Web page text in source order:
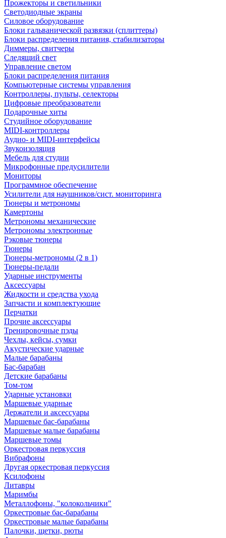
Прожекторы и светильники
Светодиодные экраны
Силовое оборудование
Блоки гальванической развязки (сплиттеры)
Блоки распределения питания, стабилизаторы
Диммеры, свитчеры
Следящий свет
Управление светом
Блоки распределения питания
Компьютерные системы управления
Контроллеры, пульты, селекторы
Цифровые преобразователи
Подарочные хиты
Студийное оборудование
MIDI-контроллеры
Аудио- и MIDI-интерфейсы
Звукоизоляция
Мебель для студии
Микрофонные предусилители
Мониторы
Программное обеспечение
Усилители для наушников/сист. мониторинга
Тюнеры и метрономы
Камертоны
Метрономы механические
Метрономы электронные
Рэковые тюнеры
Тюнеры
Тюнеры-метрономы (2 в 1)
Тюнеры-педали
Ударные инструменты
Аксессуары
Жидкости и средства ухода
Запчасти и комплектующие
Перчатки
Прочие аксессуары
Тренировочные пэды
Чехлы, кейсы, сумки
Акустические ударные
Mалые барабаны
Бас-барабан
Детские барабаны
Том-том
Ударные установки
Маршевые ударные
Держатели и аксессуары
Маршевые бас-барабаны
Маршевые малые барабаны
Маршевые томы
Оркестровая перкуссия
Вибрафоны
Другая оркестровая перкуссия
Ксилофоны
Литавры
Маримбы
Металлофоны, "колокольчики"
Оркестровые бас-барабаны
Оркестровые малые барабаны
Палочки, щетки, рюты